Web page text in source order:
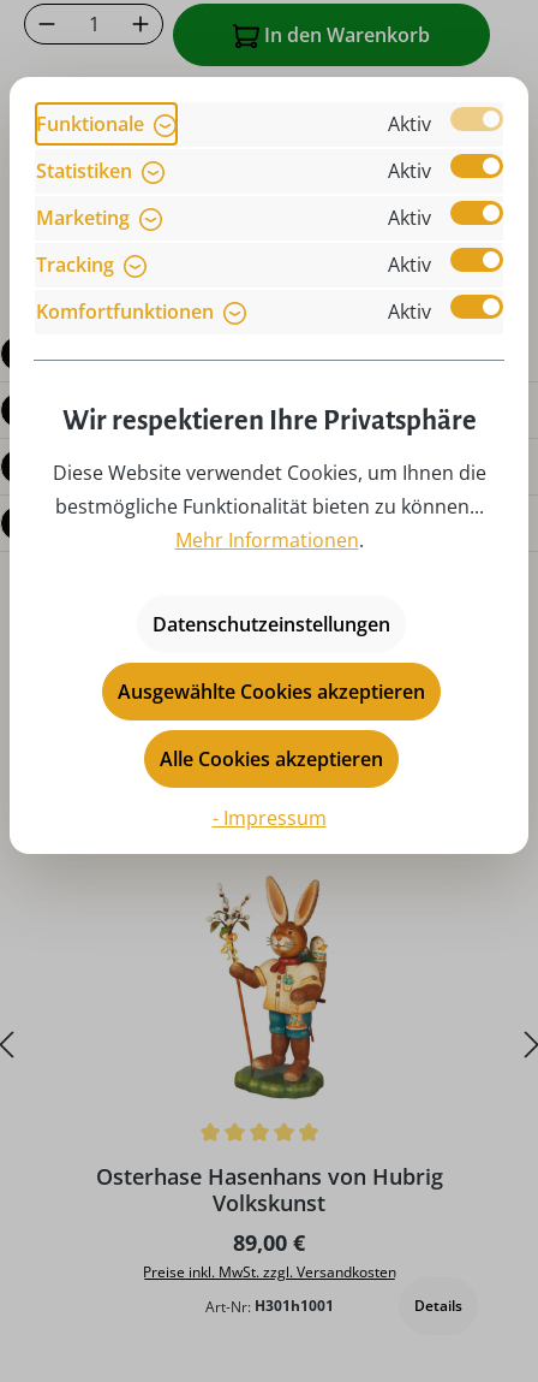
Produkt Anzahl: Gib den gewünschten
In den Warenkorb
Zum Merkzettel hinzufügen
oder sofort bestellen mit
Beschreibung
Produktdetails
Bewertungen
Fragen zum Produkt
Produktgalerie überspringen
Das könnte Ihnen auch gefallen
Osterhase Hasenhans von Hubrig
Volkskunst
Regulärer Preis:
89,00 €
Preise inkl. MwSt. zzgl. Versandkosten
Art-Nr: H301h1001 Details
Funktionale
Aktiv
Statistiken
Aktiv
Marketing
Aktiv
Tracking
Aktiv
Komfortfunktionen
Aktiv
Wir respektieren Ihre Privatsphäre
Diese Website verwendet Cookies, um Ihnen die
bestmögliche Funktionalität bieten zu können...
Mehr Informationen.
Datenschutzeinstellungen
Ausgewählte Cookies akzeptieren
Alle Cookies akzeptieren
- Impressum